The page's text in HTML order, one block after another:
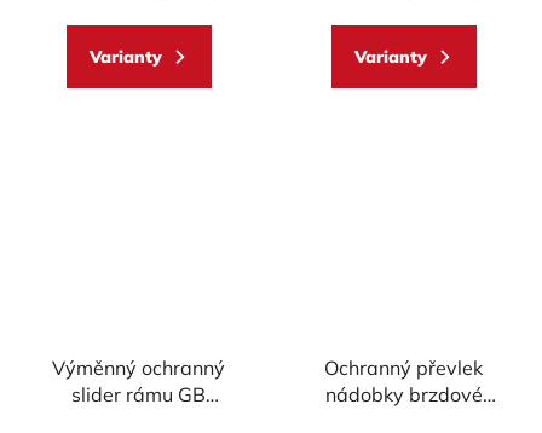
5
Varianty
5
Varianty
Výměnný ochranný
slider rámu GB
Ochranný převlek
nádobky brzdové